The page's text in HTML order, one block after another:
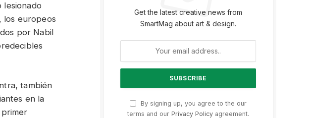
lesionado
los europeos
por Nabil
también
en la
Get the latest creative news from
SmartMag about art & design.
By signing up, you agree to the our
terms and our Privacy Policy agreement.